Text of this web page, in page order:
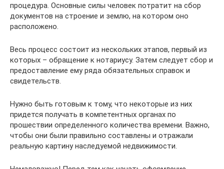
процедура. Основные силы человек потратит на сбор
документов на строение и землю, на котором оно
расположено.
Весь процесс состоит из нескольких этапов, первый из
которых – обращение к нотариусу. Затем следует сбор и
предоставление ему ряда обязательных справок и
свидетельств.
Нужно быть готовым к тому, что некоторые из них
придется получать в компетентных органах по
прошествии определенного количества времени. Важно,
чтобы они были правильно составлены и отражали
реальную картину наследуемой недвижимости.